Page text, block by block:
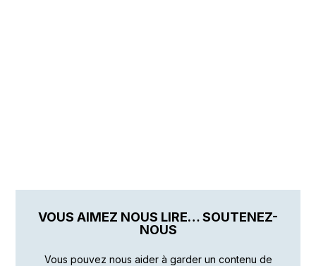
VOUS AIMEZ NOUS LIRE… SOUTENEZ-
NOUS
Vous pouvez nous aider à garder un contenu de